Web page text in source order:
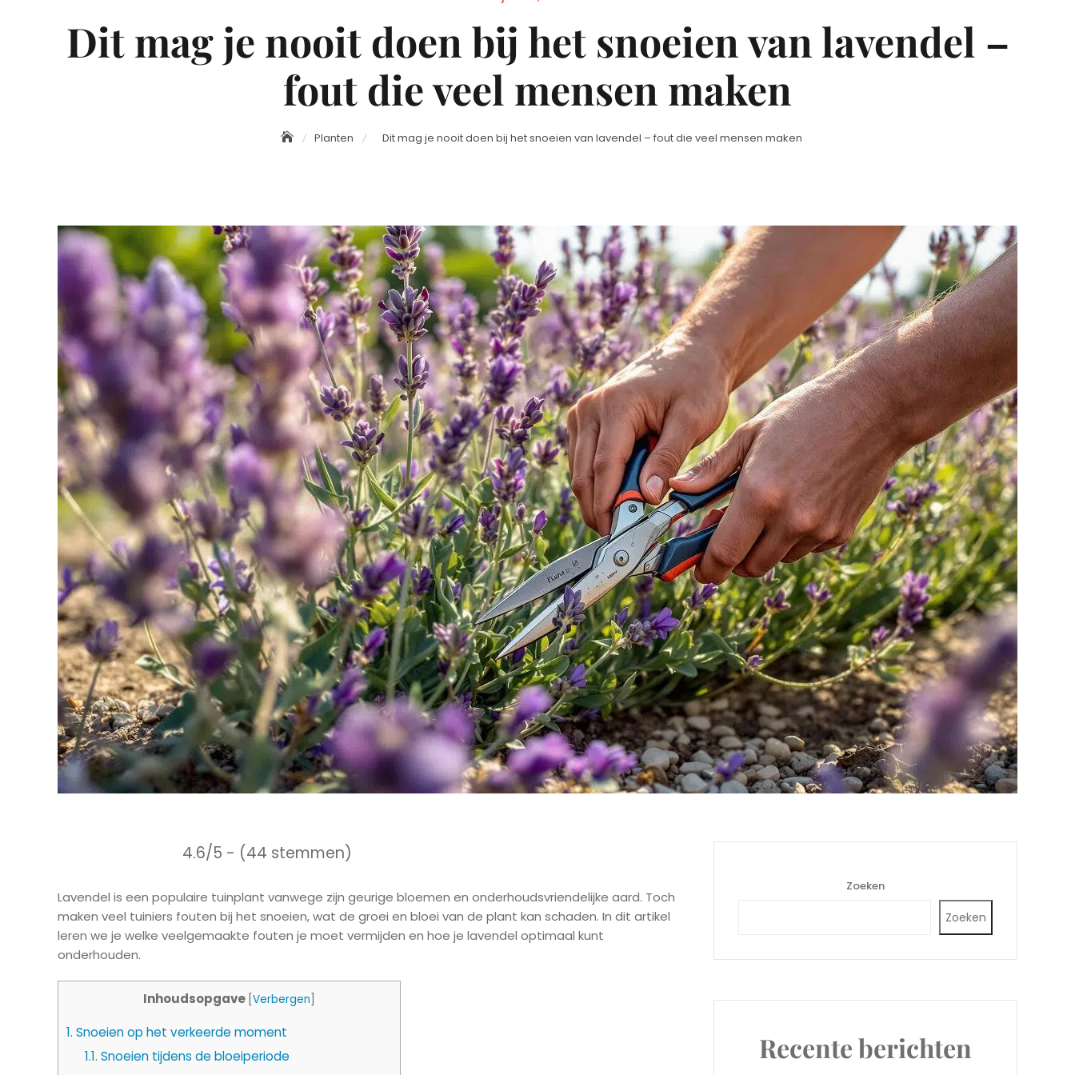
Dit mag je nooit doen bij het snoeien van lavendel –
fout die veel mensen maken
Planten Dit mag je nooit doen bij het snoeien van lavendel – fout die veel mensen maken
4.6/5 - (44 stemmen)
Lavendel is een populaire tuinplant vanwege zijn geurige bloemen en onderhoudsvriendelijke aard. Toch
maken veel tuiniers fouten bij het snoeien, wat de groei en bloei van de plant kan schaden. In dit artikel
leren we je welke veelgemaakte fouten je moet vermijden en hoe je lavendel optimaal kunt
onderhouden.
Inhoudsopgave Verbergen
1. Snoeien op het verkeerde moment
1.1. Snoeien tijdens de bloeiperiode
Zoeken
Zoeken
Recente berichten